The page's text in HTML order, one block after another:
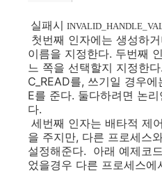
실패시
첫번째 인자에는 생성하
이름을 지정한다. 두번째
느 쪽을 선택할지 지정한
C_READ를, 쓰기일 경우
E를 준다. 둘다하려면 논
다.
세번째 인자는 배타적 제
을 주지만, 다른 프로세스
설정해준다. 아래 예제코
었을경우 다른 프로세스